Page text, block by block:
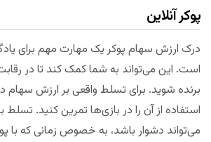
پوکر آنلاین
درک ارزش سهام پوکر یک مهارت مهم برای
است. این می‌تواند به شما کمک کند تا در
برنده شوید. برای تسلط واقعی بر ارزش سهام
استفاده از آن را در بازی‌ها تمرین کنید.
می‌تواند دشوار باشد، به خصوص زمانی که با